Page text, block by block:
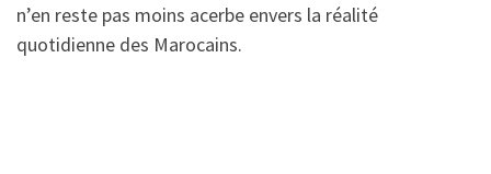
n’en reste pas moins acerbe envers la réalité
quotidienne des Marocains.